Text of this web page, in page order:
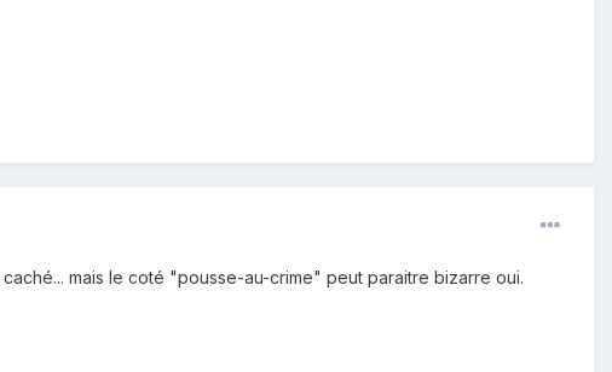
mais le coté "pousse-au-crime" peut paraitre bizarre oui.